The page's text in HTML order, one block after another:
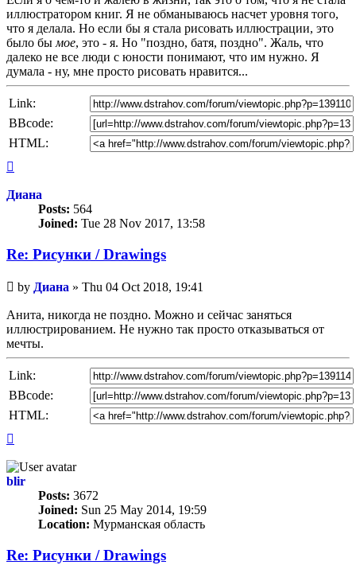
иллюстратором книг. Я не обманываюсь насчет уровня того,
что я делала. Но если бы я стала рисовать иллюстрации, это
было бы мое, это - я. Но "поздно, батя, поздно". Жаль, что
далеко не все люди с юности понимают, что им нужно. Я
думала - ну, мне просто рисовать нравится...
Link:
BBcode:
HTML:
Диана
Posts: 564
Joined: Tue 28 Nov 2017, 13:58
Re: Рисунки / Drawings
Unread
post
by Диана » Thu 04 Oct 2018, 19:41
Анита, никогда не поздно. Можно и сейчас заняться
иллюстрированием. Не нужно так просто отказываться от
мечты.
Link:
BBcode:
HTML:
blir
Posts: 3672
Joined: Sun 25 May 2014, 19:59
Location: Мурманская область
Re: Рисунки / Drawings